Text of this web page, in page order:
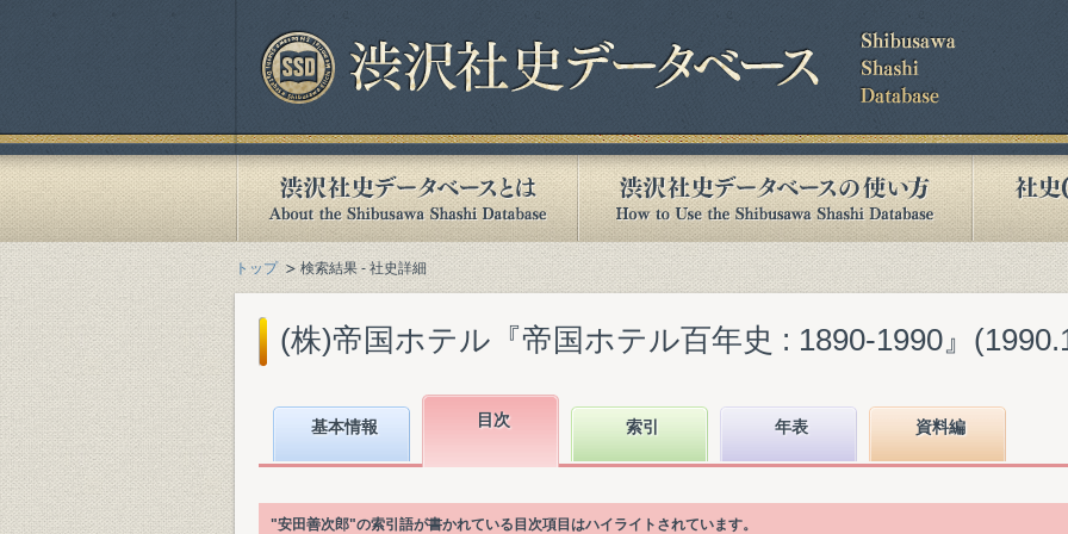
トップ 検索結果 - 社史詳細
(株)帝国ホテル『帝国ホテル百年史 : 1890-1990』
基本情報 目次 索引 年表 資料編
"安田善次郎"の索引語が書かれている目次項目はハイライトされています。